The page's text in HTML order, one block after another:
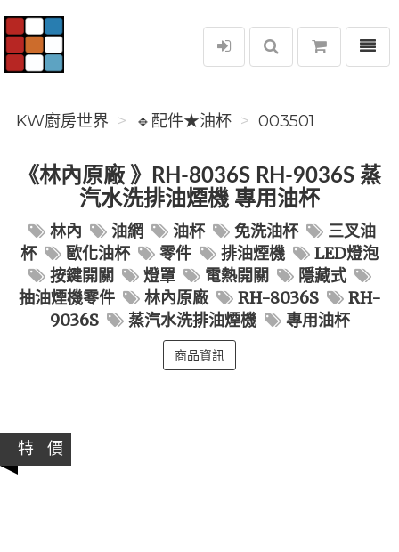
KW廚房世界
選單
KW廚房世界 🔹配件★油杯 003501
《林內原廠 》RH-8036S RH-9036S 蒸
汽水洗排油煙機 專用油杯
林內 油網 油杯 免洗油杯
三叉油
杯
歐化油杯 零件 排油煙機
LED燈泡
按鍵開關
燈罩 電熱開關
隱藏式
抽油煙機零件
林內原廠 RH-8036S
RH-
9036S
蒸汽水洗排油煙機 專用油杯
商品資訊
特 價